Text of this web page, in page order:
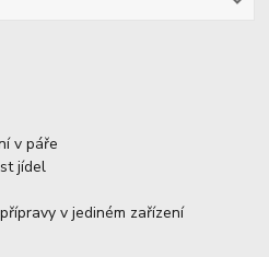
v páře
jídel
v jediném zařízení